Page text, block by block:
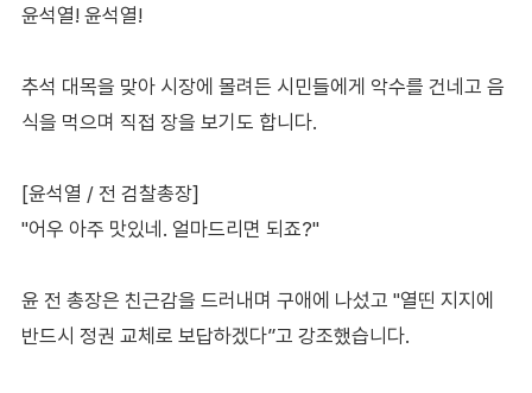
윤석열! 윤석열!
추석 대목을 맞아 시장에 몰려든 시민들에게 악수를 건네고 음
식을 먹으며 직접 장을 보기도 합니다.
[윤석열 / 전 검찰총장]
"어우 아주 맛있네. 얼마드리면 되죠?"
윤 전 총장은 친근감을 드러내며 구애에 나섰고 "열띤 지지에
반드시 정권 교체로 보답하겠다”고 강조했습니다.